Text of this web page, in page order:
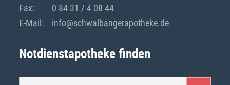
Fax:
0 84 31 / 4 08 44
E-Mail:
info@schwalbangerapotheke.de
Notdienstapotheke finden